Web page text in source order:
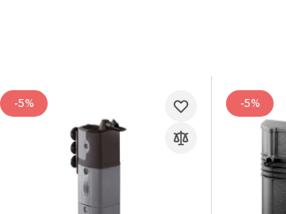
-5% -5%